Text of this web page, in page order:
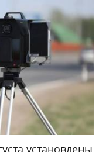
установлены